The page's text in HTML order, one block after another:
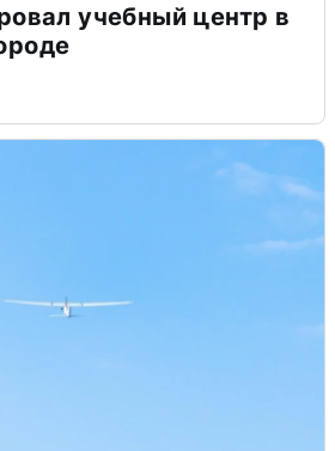
учебный центр в